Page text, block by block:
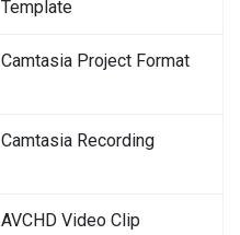
Template
Camtasia Project Format
Camtasia Recording
AVCHD Video Clip